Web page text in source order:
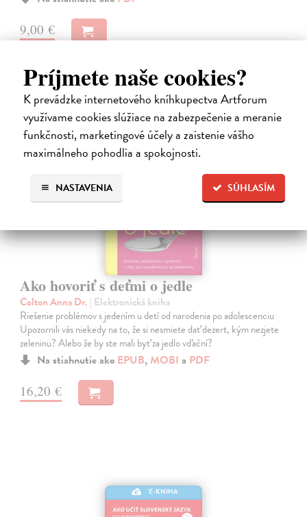
Príjmete naše cookies?
K prevádzke internetového kníhkupectva Artforum
využívame cookies slúžiace na zabezpečenie a meranie
funkčnosti, marketingové účely a zaistenie vášho
maximálneho pohodlia a spokojnosti.
SÚHLASÍM
NASTAVENIA
9,00 €
E-KNIHA
Ako hovoriť s deťmi o jedle
Colton Anna Dr. | Elektronická kniha
Riešenie problémov s jedením u detí od narodenia po adolescenciu
Upozornili vás niekedy na to, že si nesmiete dať dezert, kým nezjete
zeleninu? Alebo že by ste mali byť za jedlo vďační?
Na stiahnutie ako EPUB, MOBI a PDF
16,20 €
E-KNIHA